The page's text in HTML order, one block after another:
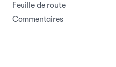
Feuille de route
Commentaires